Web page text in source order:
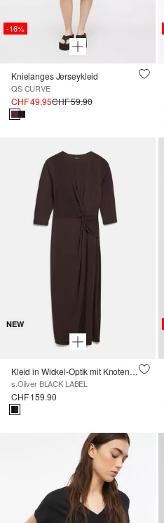
-16%
Knielanges Jerseykleid
QS CURVE
CHF 49.95CHF 59.90
NEW
Kleid in Wickel-Optik mit Knoten-Detail
s.Oliver BLACK LABEL
CHF 159.90